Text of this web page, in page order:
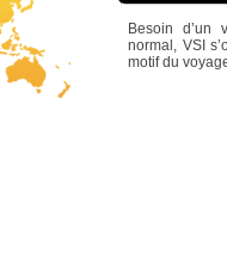
Besoin
normal, VSI
motif du